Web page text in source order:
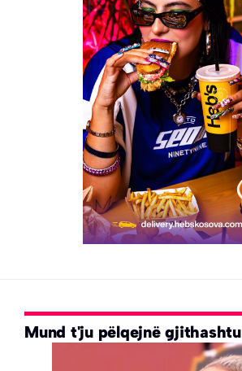
Mund t'ju pëlqejnë gjithashtu